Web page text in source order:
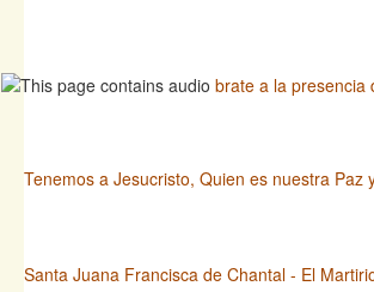
brate a la presencia
Tenemos a Jesucristo, Quien es nuestra Paz
Santa Juana Francisca de Chantal - El